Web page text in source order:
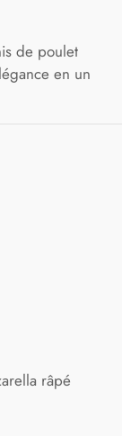
de poulet
en un
râpé